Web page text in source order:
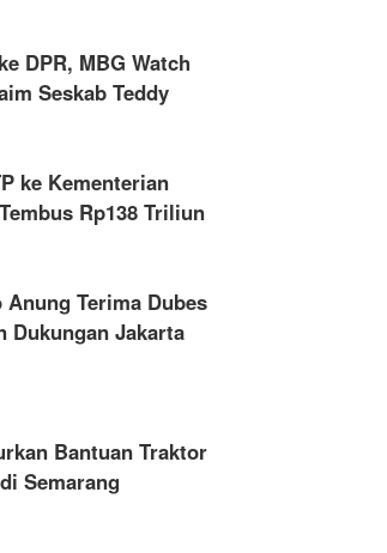
DPR, MBG Watch
Seskab Teddy
ke Kementerian
Rp138 Triliun
Terima Dubes
Dukungan Jakarta
Bantuan Traktor
Semarang